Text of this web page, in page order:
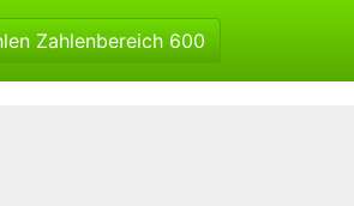
Zahlenbereich 600